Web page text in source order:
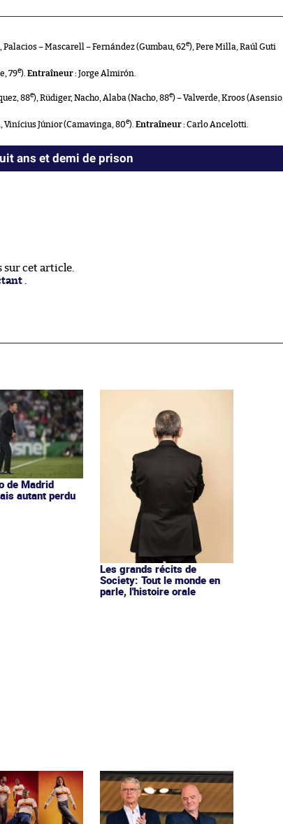
Palacios – Mascarell – Fernández (Gumbau, 62e), Pere Milla, Raúl Guti
79e). Entraîneur :Jorge Almirón.
88e), Rüdiger, Nacho, Alaba (Nacho, 88e) – Valverde, Kroos (Asensio,
Vinícius Júnior (Camavinga, 80e). Entraîneur :Carlo Ancelotti.
ans et demi de prison
sur cet article.
de Madrid
autant perdu
Les grands récits de
Society: Tout le monde en
parle, l'histoire orale